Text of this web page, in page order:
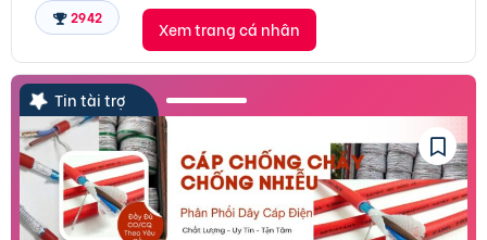
2942
Xem trang cá nhân
Tin tài trợ